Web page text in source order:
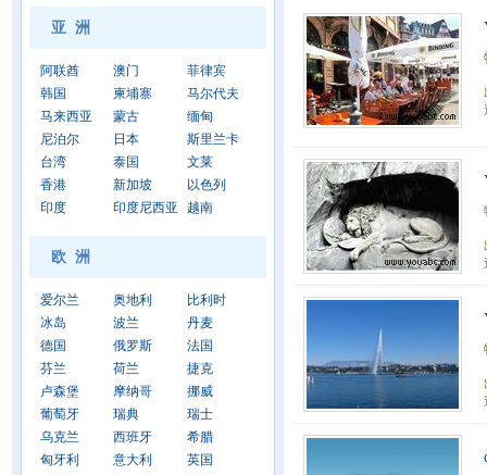
亚 洲
阿联酋 澳门
菲律宾
韩国
柬埔寨
马尔代夫
马来西亚
蒙古
缅甸
尼泊尔
日本
斯里兰卡
台湾
泰国
文莱
香港
新加坡
以色列
印度
印度尼西亚 越南
欧 洲
爱尔兰 奥地利
比利时
冰岛
波兰
丹麦
德国
俄罗斯
法国
芬兰
荷兰
捷克
卢森堡
摩纳哥
挪威
葡萄牙
瑞典
瑞士
乌克兰
西班牙
希腊
匈牙利
意大利 英国